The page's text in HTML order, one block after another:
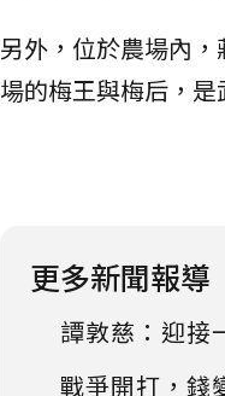
另外，位於農場內
場的梅王與梅后，
更多新聞報導
譚敦慈：迎接
戰爭開打，錢